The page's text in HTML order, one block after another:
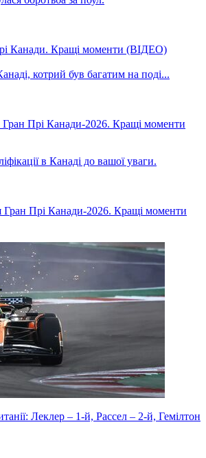
Канади. Кращі моменти (ВІДЕО)
Гран Прі Канади-2026. Кращі моменти
Гран Прі Канади-2026. Кращі моменти
Леклер – 1-й, Рассел – 2-й, Гемілтон